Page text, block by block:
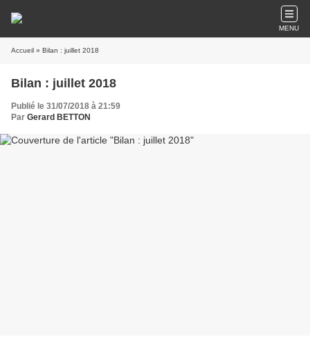
MENU
Accueil » Bilan : juillet 2018
Bilan : juillet 2018
Publié le 31/07/2018 à 21:59
Par Gerard BETTON